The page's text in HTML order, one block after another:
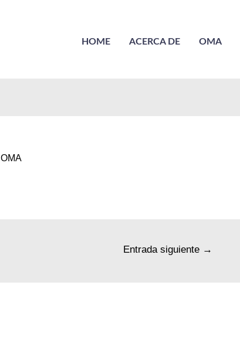
HOME ACERCA DE OMA
OMA
Entrada siguiente →